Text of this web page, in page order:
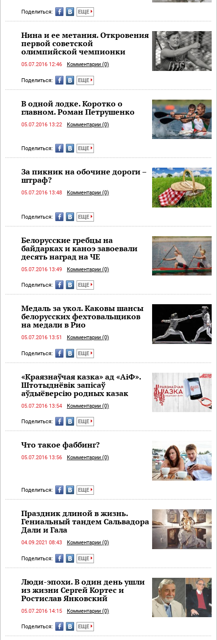
Поделиться: ЕЩЕ
Нина и ее метания. Откровения
первой советской
олимпийской чемпионки
05.07.2016 12:46 Комментарии (0)
Поделиться: ЕЩЕ
В одной лодке. Коротко о
главном. Роман Петрушенко
05.07.2016 13:22 Комментарии (0)
Поделиться: ЕЩЕ
За пикник на обочине дороги –
штраф?
05.07.2016 13:48 Комментарии (0)
Поделиться: ЕЩЕ
Белорусские гребцы на
байдарках и каноэ завоевали
десять наград на ЧЕ
05.07.2016 13:49 Комментарии (0)
Поделиться: ЕЩЕ
Медаль за укол. Каковы шансы
белорусских фехтовальщиков
на медали в Рио
05.07.2016 13:51 Комментарии (0)
Поделиться: ЕЩЕ
«Краязнаўчая казка» ад «АіФ».
Штотыднёвік запісаў
аўдыёверсію родных казак
05.07.2016 13:54 Комментарии (0)
Поделиться: ЕЩЕ
Что такое фаббинг?
05.07.2016 13:56 Комментарии (0)
Поделиться: ЕЩЕ
Праздник длиной в жизнь.
Гениальный тандем Сальвадора
Дали и Гала
04.09.2021 08:43 Комментарии (0)
Поделиться: ЕЩЕ
Люди-эпохи. В один день ушли
из жизни Сергей Кортес и
Ростислав Янковский
05.07.2016 14:15 Комментарии (0)
Поделиться: ЕЩЕ